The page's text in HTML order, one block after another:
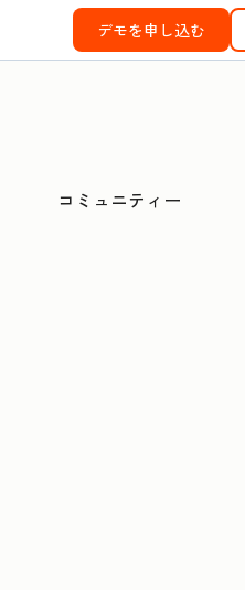
デモを申し込む
コミュニティー